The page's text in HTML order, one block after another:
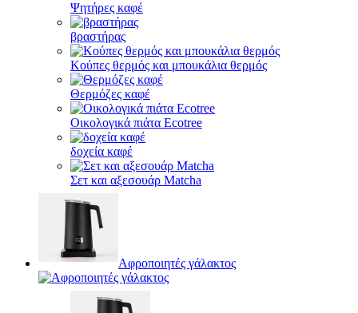
Ψητήρες καφέ
βραστήρας
Κούπες θερμός και μπουκάλια θερμός
Θερμόζες καφέ
Οικολογικά πιάτα Ecotree
δοχεία καφέ
Σετ και αξεσουάρ Matcha
Αφροποιητές γάλακτος